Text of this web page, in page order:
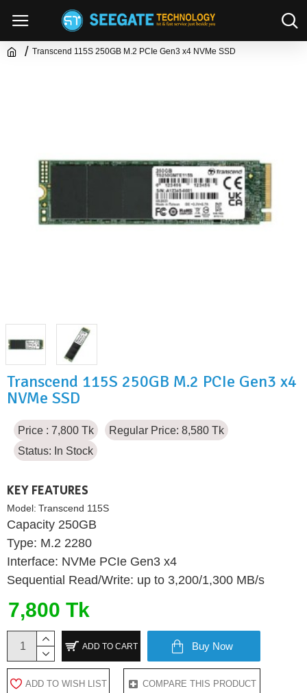
Transcend 115S 250GB M.2 PCIe Gen3 x4 NVMe SSD
Transcend 115S 250GB M.2 PCIe Gen3 x4
NVMe SSD
Price : 7,800 Tk
Regular Price: 8,580 Tk
Status: In Stock
KEY FEATURES
Model: Transcend 115S
Capacity 250GB
Type: M.2 2280
Interface: NVMe PCIe Gen3 x4
Sequential Read/Write: up to 3,200/1,300 MB/s
7,800 Tk
ADD TO CART Buy Now
ADD TO WISH LIST COMPARE THIS PRODUCT